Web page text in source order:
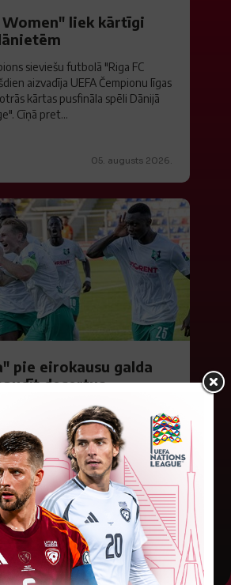
Women" liek kārtīgi
sieviešu futbolā "Riga FC
aizvadīja UEFA Čempionu līgas
kārtas pusfināla spēli Dānijā
Cīņā pret...
05. augusts 2026.
pie eirokausu galda
desertus
klubs FK "Auda" aizvadīja UEFA
kvalifikācijas trešās kārtas
skatītāju priekšā "Skonto"
ar 1:0 uzveica...
04. augusts 2026.